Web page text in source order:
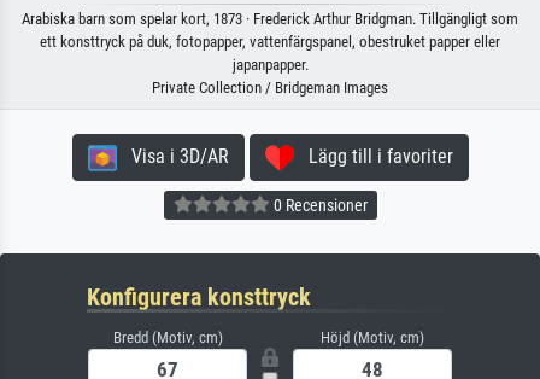
Arabiska barn som spelar kort, 1873 · Frederick Arthur Bridgman. Tillgängligt som
ett konsttryck på duk, fotopapper, vattenfärgspanel, obestruket papper eller
japanpapper.
Private Collection / Bridgeman Images
Visa i 3D/AR Lägg till i favoriter
0 Recensioner
Konfigurera konsttryck
Bredd (Motiv, cm) Höjd (Motiv, cm)